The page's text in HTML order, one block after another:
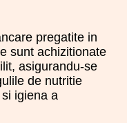
pregatite in
sunt achizitionate
asigurandu-se
de nutritie
igiena a